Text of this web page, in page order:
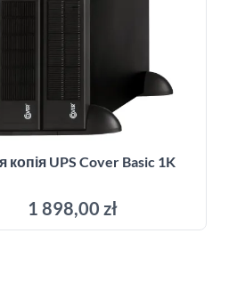
копія UPS Cover Basic 1K
1 898,00 zł